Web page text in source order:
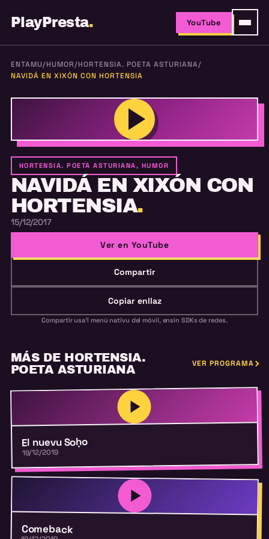
PlayPresta. YouTube
ENTAMU/HUMOR/HORTENSIA. POETA ASTURIANA/
NAVIDÁ EN XIXÓN CON HORTENSIA
HORTENSIA. POETA ASTURIANA, HUMOR
NAVIDÁ EN XIXÓN CON
HORTENSIA.
15/12/2017
Ver en YouTube
Compartir
Copiar enllaz
Compartir usa'l menú nativu del móvil, ensin SDKs de redes.
MÁS DE HORTENSIA.
POETA ASTURIANA
VER PROGRAMA
El nuevu Soḥo
19/12/2019
Comeback